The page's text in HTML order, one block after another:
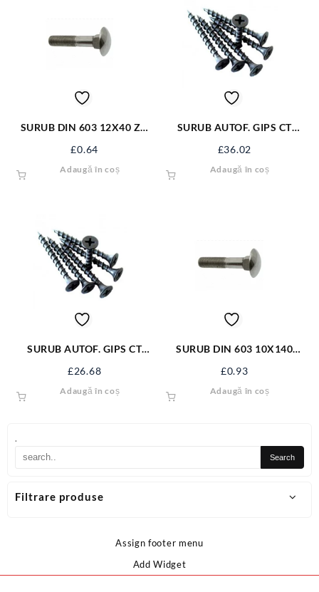
.
Filtrare produse
SURUB DIN 603 12X40 ZN
£0.64
Adaugă în coș
SURUB AUTOF. GIPS CT
£36.02
Adaugă în coș
SURUB AUTOF. GIPS CT
£26.68
Adaugă în coș
SURUB DIN 603 10X140
£0.93
Adaugă în coș
Assign footer menu
Add Widget